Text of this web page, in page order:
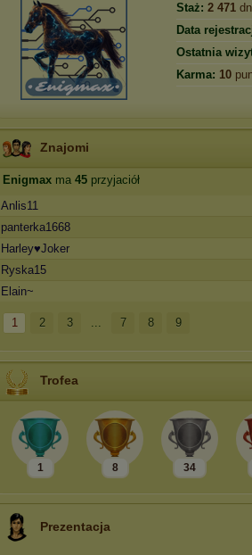
Staż: 2 471
Data
Ostatnia
Karma: 10
Znajomi
Enigmax ma 45 przyjaciół
Anlis11
panterka1668
Harley♥Joker
Ryska15
Elain~
1 2 3 ... 7 8 9
Trofea
1 8 34
Prezentacja